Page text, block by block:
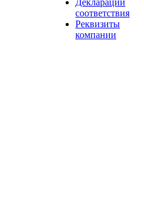
Декларации
соответствия
Реквизиты
компании